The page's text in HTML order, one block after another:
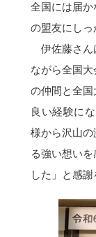
全国には届
の盟友にしっ
伊佐藤さん
ながら全国
の仲間と全
良い経験に
様から沢山
る強い想い
した」と感謝